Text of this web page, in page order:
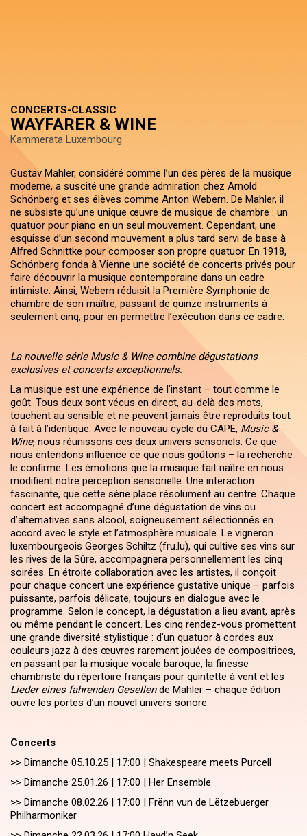
CONCERTS-CLASSIC
WAYFARER & WINE
Kammerata Luxembourg
Gustav Mahler, considéré comme l’un des pères de la musique
moderne, a suscité une grande admiration chez Arnold
Schönberg et ses élèves comme Anton Webern. De Mahler, il
ne subsiste qu’une unique œuvre de musique de chambre : un
quatuor pour piano en un seul mouvement. Cependant, une
esquisse d’un second mouvement a plus tard servi de base à
Alfred Schnittke pour composer son propre quatuor. En 1918,
Schönberg fonda à Vienne une société de concerts privés pour
faire découvrir la musique contemporaine dans un cadre
intimiste. Ainsi, Webern réduisit la Première Symphonie de
chambre de son maître, passant de quinze instruments à
seulement cinq, pour en permettre l’exécution dans ce cadre.
La nouvelle série Music & Wine combine dégustations
exclusives et concerts exceptionnels.
La musique est une expérience de l’instant – tout comme le
goût. Tous deux sont vécus en direct, au-delà des mots,
touchent au sensible et ne peuvent jamais être reproduits tout
à fait à l’identique. Avec le nouveau cycle du CAPE, Music &
Wine, nous réunissons ces deux univers sensoriels. Ce que
nous entendons influence ce que nous goûtons – la recherche
le confirme. Les émotions que la musique fait naître en nous
modifient notre perception sensorielle. Une interaction
fascinante, que cette série place résolument au centre. Chaque
concert est accompagné d’une dégustation de vins ou
d’alternatives sans alcool, soigneusement sélectionnés en
accord avec le style et l’atmosphère musicale. Le vigneron
luxembourgeois Georges Schiltz (fru.lu), qui cultive ses vins sur
les rives de la Sûre, accompagnera personnellement les cinq
soirées. En étroite collaboration avec les artistes, il conçoit
pour chaque concert une expérience gustative unique – parfois
puissante, parfois délicate, toujours en dialogue avec le
programme. Selon le concept, la dégustation a lieu avant, après
ou même pendant le concert. Les cinq rendez-vous promettent
une grande diversité stylistique : d’un quatuor à cordes aux
couleurs jazz à des œuvres rarement jouées de compositrices,
en passant par la musique vocale baroque, la finesse
chambriste du répertoire français pour quintette à vent et les
Lieder eines fahrenden Gesellende Mahler – chaque édition
ouvre les portes d’un nouvel univers sonore.
Concerts
>> Dimanche 05.10.25 | 17:00 | Shakespeare meets Purcell
>> Dimanche 25.01.26 | 17:00 | Her Ensemble
>> Dimanche 08.02.26 | 17:00 | Frënn vun de Lëtzebuerger
Philharmoniker